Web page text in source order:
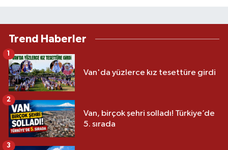
Trend Haberler
Van'da yüzlerce kız tesettüre girdi
Van, birçok şehri solladı! Türkiye’de
5. sırada
2
3